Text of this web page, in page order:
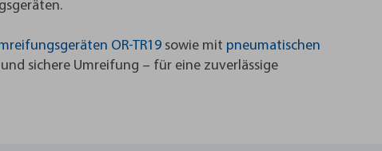
OR-TR19 sowie mit pneumatischen
sichere Umreifung – für eine zuverlässige